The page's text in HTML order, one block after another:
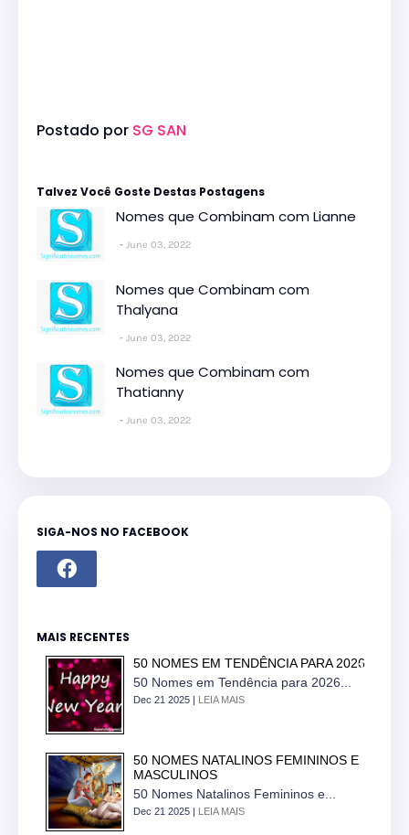
Postado por SG SAN
Talvez Você Goste Destas Postagens
Nomes que Combinam com Lianne
June 03, 2022
Nomes que Combinam com
Thalyana
June 03, 2022
Nomes que Combinam com
Thatianny
June 03, 2022
SIGA-NOS NO FACEBOOK
MAIS RECENTES
50 NOMES EM TENDÊNCIA PARA 2026
50 Nomes em Tendência para 2026...
Dec 21 2025 | LEIA MAIS
50 NOMES NATALINOS FEMININOS E
MASCULINOS
50 Nomes Natalinos Femininos e...
Dec 21 2025 | LEIA MAIS